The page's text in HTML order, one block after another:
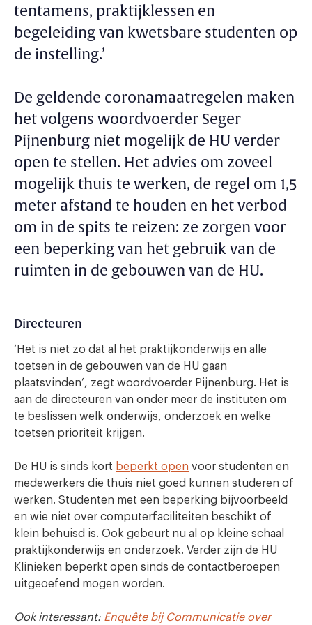
tentamens, praktijklessen en
begeleiding van kwetsbare studenten op
de instelling.’
De geldende coronamaatregelen maken
het volgens woordvoerder Seger
Pijnenburg niet mogelijk de HU verder
open te stellen. Het advies om zoveel
mogelijk thuis te werken, de regel om 1,5
meter afstand te houden en het verbod
om in de spits te reizen: ze zorgen voor
een beperking van het gebruik van de
ruimten in de gebouwen van de HU.
Directeuren
‘Het is niet zo dat al het praktijkonderwijs en alle
toetsen in de gebouwen van de HU gaan
plaatsvinden’, zegt woordvoerder Pijnenburg. Het is
aan de directeuren van onder meer de instituten om
te beslissen welk onderwijs, onderzoek en welke
toetsen prioriteit krijgen.
De HU is sinds kort beperkt open voor studenten en
medewerkers die thuis niet goed kunnen studeren of
werken. Studenten met een beperking bijvoorbeeld
en wie niet over computerfaciliteiten beschikt of
klein behuisd is. Ook gebeurt nu al op kleine schaal
praktijkonderwijs en onderzoek. Verder zijn de HU
Klinieken beperkt open sinds de contactberoepen
uitgeoefend mogen worden.
Ook interessant: Enquête bij Communicatie over